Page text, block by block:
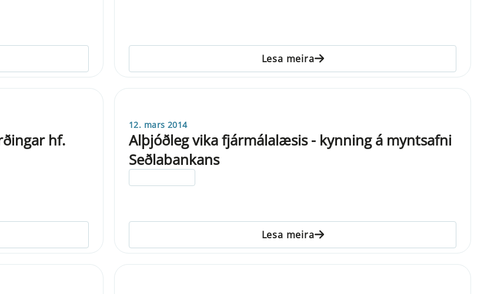
Lesa meira
hf.
12. mars 2014
Alþjóðleg vika fjármálalæsis - kynning á myntsafni
Seðlabankans
Lesa meira